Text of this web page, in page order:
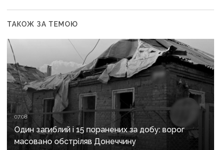
ТАКОЖ ЗА ТЕМОЮ
07:08
Один загиблий і 15 поранених за добу: ворог
масовано обстріляв Донеччину